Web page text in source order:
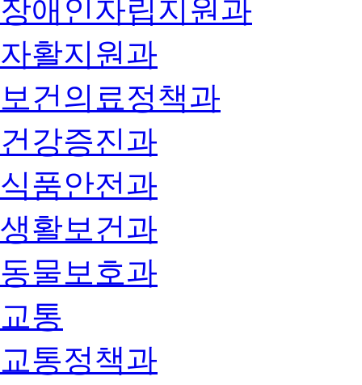
장애인자립지원과
자활지원과
보건의료정책과
건강증진과
식품안전과
생활보건과
동물보호과
교통
교통정책과